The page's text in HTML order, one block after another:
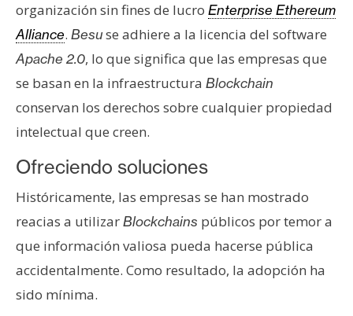
organización sin fines de lucro Enterprise Ethereum
Alliance. Besuse adhiere a la licencia del software
Apache 2.0, lo que significa que las empresas que
se basan en la infraestructura Blockchain
conservan los derechos sobre cualquier propiedad
intelectual que creen.
Ofreciendo soluciones
Históricamente, las empresas se han mostrado
reacias a utilizarBlockchains públicos por temor a
que información valiosa pueda hacerse pública
accidentalmente. Como resultado, la adopción ha
sido mínima.